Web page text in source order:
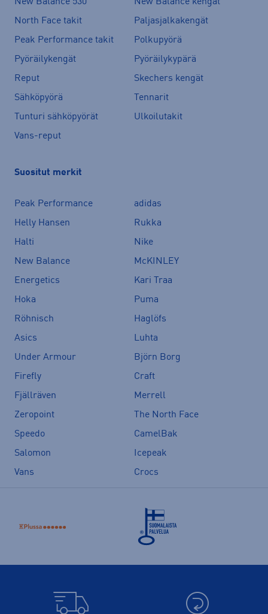
New Balance 530
New Balance kengät
North Face takit
Paljasjalkakengät
Peak Performance takit
Polkupyörä
Pyöräilykengät
Pyöräilykypärä
Reput
Skechers kengät
Sähköpyörä
Tennarit
Tunturi sähköpyörät
Ulkoilutakit
Vans-reput
Suositut merkit
Peak Performance
adidas
Helly Hansen
Rukka
Halti
Nike
New Balance
McKINLEY
Energetics
Kari Traa
Hoka
Puma
Röhnisch
Haglöfs
Asics
Luhta
Under Armour
Björn Borg
Firefly
Craft
Fjällräven
Merrell
Zeropoint
The North Face
Speedo
CamelBak
Salomon
Icepeak
Vans
Crocs